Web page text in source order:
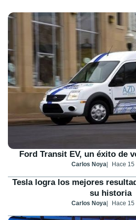
Ford Transit EV, un éxito de
Carlos Noya Hace 15
Tesla logra los mejores
su historia
Carlos Noya Hace 15